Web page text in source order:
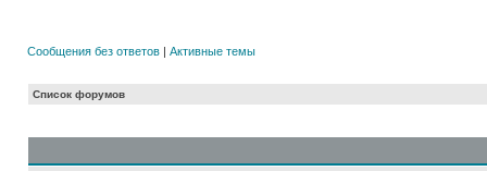
Сообщения без ответов | Активные темы
Список форумов